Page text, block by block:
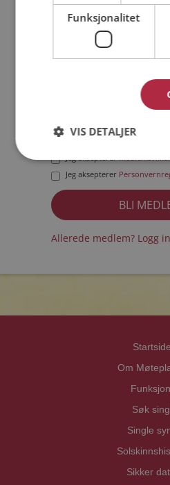
Min alder:
Jeg aksepterer
Jeg aksepterer
Allerede medlem? Logg
Om
Søk
Single
Sikker
Funksjonalitet
VIS DETALJER